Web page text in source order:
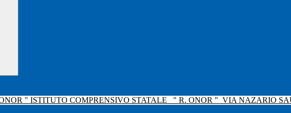
ISTITUTO COMPRENSIVO STATALE " R. ONOR " VIA NAZARIO